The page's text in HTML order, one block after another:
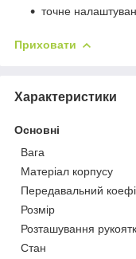
точне
Приховати
Характеристики
Основні
Вага
Матеріал корпусу
Передавальний
Розмір
Розташування
Стан